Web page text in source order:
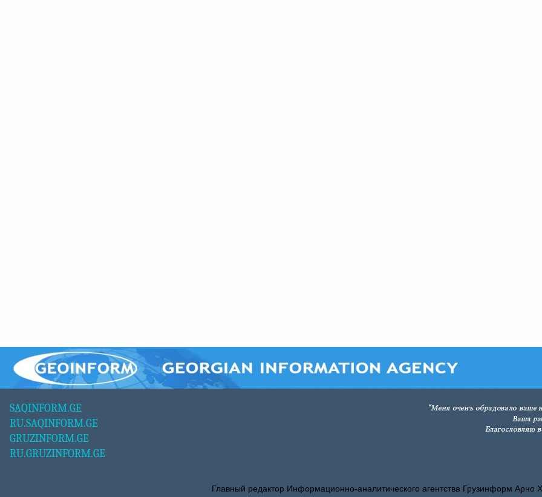
SAQINFORM.GE
RU.SAQINFORM.GE
GRUZINFORM.GE
RU.GRUZINFORM.GE
Главный редактор Информационно-аналитического агентства Грузинформ Арно